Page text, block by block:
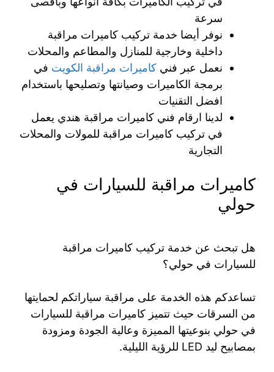
سرعة
نوفر أيضا خدمة تركيب كاميرات مراقبة
داخلية وخارجية للمنازل والمطاعم والمحلات
نعمل عبر فني كاميرات مراقبة الكويت في
برمجة الكاميرات وصيانتها وتصليحها باستخدام
افضل التقنيات
لدينا ارقام فني كاميرات مراقبة هندي يعمل
في تركيب كاميرات مراقبة للمولات والمحلات
التجارية
كاميرات مراقبة للسيارات في
حولي
هل تبحث عن خدمة تركيب كاميرات مراقبة
للسيارات في حولي؟
تساعدكم هذه الخدمة على مراقبة سياراتكم لحمايتها
من السرقات حيث تتميز كاميرات مراقبة للسيارات
في حولي بنوعيتها المميزة وعالية الجودة ومزودة
بمصابيح ليد LED للرؤية الليلية.